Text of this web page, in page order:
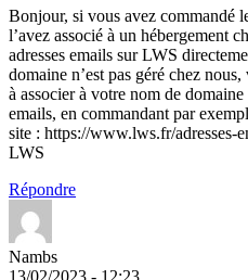
Bonjour, si vous avez commandé
l’avez associé à un hébergement
adresses emails sur LWS
domaine n’est pas géré chez
à associer à votre nom de
emails, en commandant par
site : https://www.lws.fr/adresses-
LWS
Répondre
Nambs
13/02/2023 - 12:23